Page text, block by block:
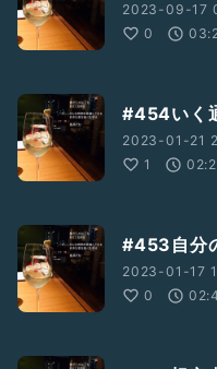
2023-09-17
0
#454いく
2023-01-21
1
#453自分
2023-01-17
0